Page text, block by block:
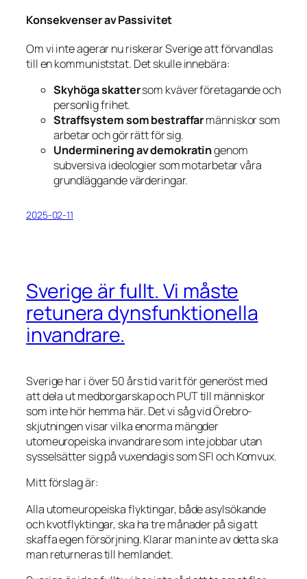
Konsekvenser av Passivitet
Om vi inte agerar nu riskerar Sverige att förvandlas
till en kommuniststat. Det skulle innebära:
Skyhöga skattersom kväver företagande och
personlig frihet.
Straffsystem som bestraffarmänniskor som
arbetar och gör rätt för sig.
Underminering av demokratingenom
subversiva ideologier som motarbetar våra
grundläggande värderingar.
2025-02-11
Sverige är fullt. Vi måste
retunera dynsfunktionella
invandrare.
Sverige har i över 50 års tid varit för generöst med
att dela ut medborgarskap och PUT till människor
som inte hör hemma här. Det vi såg vid Örebro-
skjutningen visar vilka enorma mängder
utomeuropeiska invandrare som inte jobbar utan
sysselsätter sig på vuxendagis som SFI och Komvux.
Mitt förslag är:
Alla utomeuropeiska flyktingar, både asylsökande
och kvotflyktingar, ska ha tre månader på sig att
skaffa egen försörjning. Klarar man inte av detta ska
man returneras till hemlandet.